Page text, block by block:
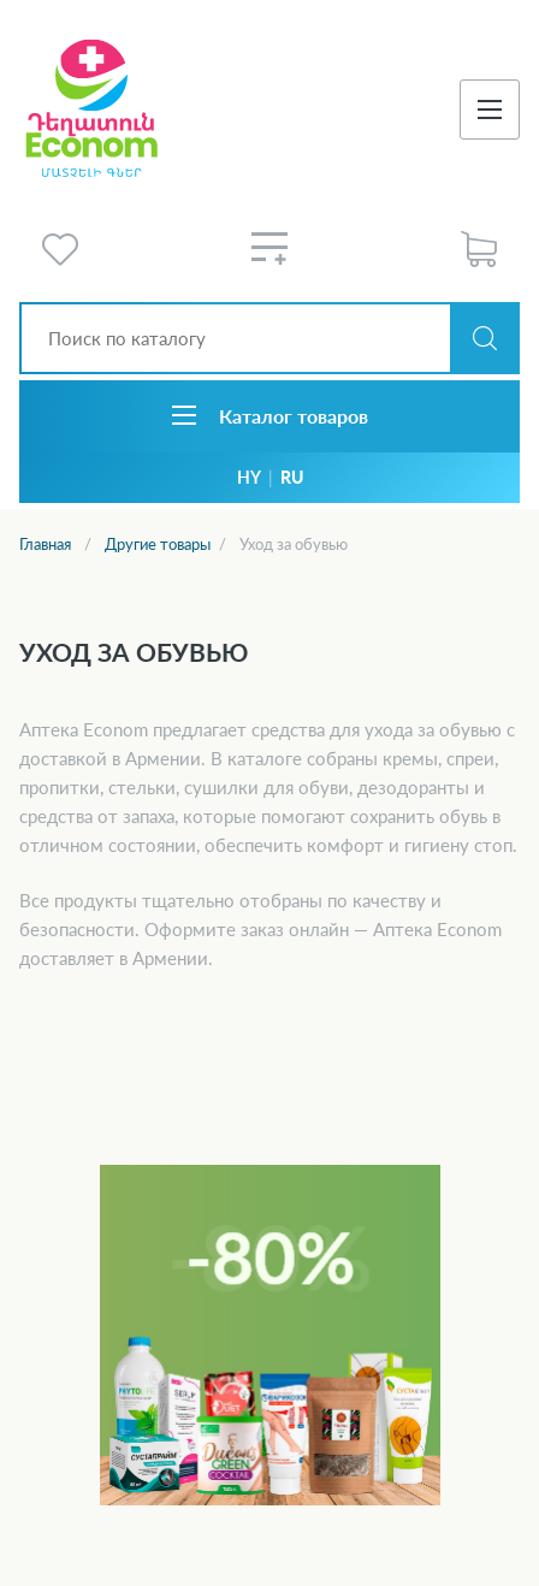
Каталог товаров
HY | RU
Главная Другие товары Уход за обувью
УХОД ЗА ОБУВЬЮ
Аптека Econom предлагает средства для ухода за обувью с
доставкой в Армении. В каталоге собраны кремы, спреи,
пропитки, стельки, сушилки для обуви, дезодоранты и
средства от запаха, которые помогают сохранить обувь в
отличном состоянии, обеспечить комфорт и гигиену стоп.
Все продукты тщательно отобраны по качеству и
безопасности. Оформите заказ онлайн — Аптека Econom
доставляет в Армении.